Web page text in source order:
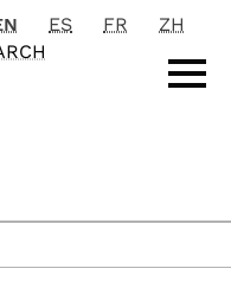
ES FR
ZH